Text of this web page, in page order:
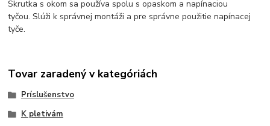
Skrutka s okom sa používa spolu s opaskom a napínaciou
tyčou. Slúži k správnej montáži a pre správne použitie napínacej
tyče.
Tovar zaradený v kategóriách
Príslušenstvo
K pletivám